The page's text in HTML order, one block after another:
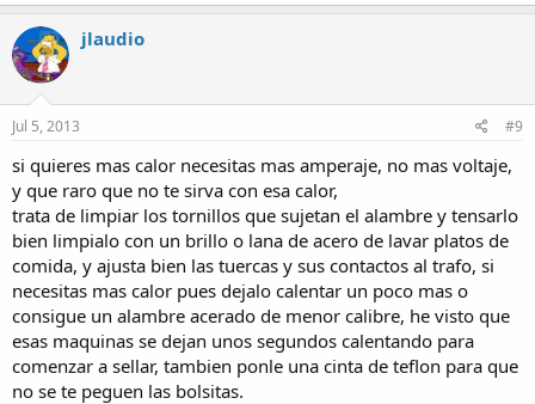
jlaudio
Jul 5, 2013 #9
si quieres mas calor necesitas mas amperaje, no mas voltaje,
y que raro que no te sirva con esa calor,
trata de limpiar los tornillos que sujetan el alambre y tensarlo
bien limpialo con un brillo o lana de acero de lavar platos de
comida, y ajusta bien las tuercas y sus contactos al trafo, si
necesitas mas calor pues dejalo calentar un poco mas o
consigue un alambre acerado de menor calibre, he visto que
esas maquinas se dejan unos segundos calentando para
comenzar a sellar, tambien ponle una cinta de teflon para que
no se te peguen las bolsitas.